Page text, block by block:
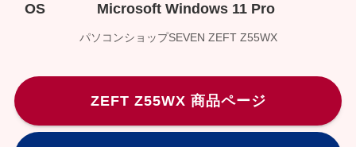
OS Microsoft Windows 11 Pro
パソコンショップSEVEN ZEFT Z55WX
ZEFT Z55WX 商品ページ